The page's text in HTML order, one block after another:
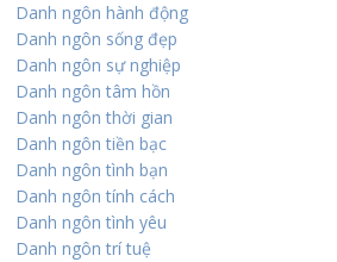
Danh ngôn hành động
Danh ngôn sống đẹp
Danh ngôn sự nghiệp
Danh ngôn tâm hồn
Danh ngôn thời gian
Danh ngôn tiền bạc
Danh ngôn tình bạn
Danh ngôn tính cách
Danh ngôn tình yêu
Danh ngôn trí tuệ